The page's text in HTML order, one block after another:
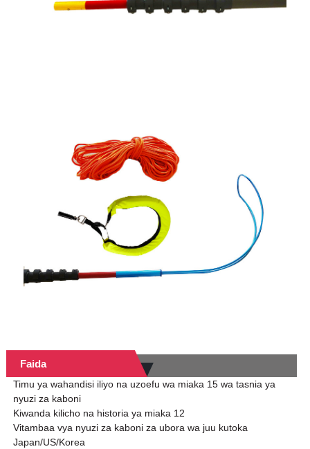
Faida
Timu ya wahandisi iliyo na uzoefu wa miaka 15 wa tasnia ya
nyuzi za kaboni
Kiwanda kilicho na historia ya miaka 12
Vitambaa vya nyuzi za kaboni za ubora wa juu kutoka
Japan/US/Korea